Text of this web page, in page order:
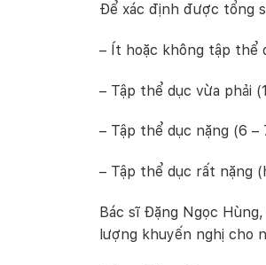
Để xác định được tổng
– Ít hoặc không tập thể
– Tập thể dục vừa phải
– Tập thể dục nặng (6 –
– Tập thể dục rất nặng
Bác sĩ Đặng Ngọc
lượng khuyến nghị cho